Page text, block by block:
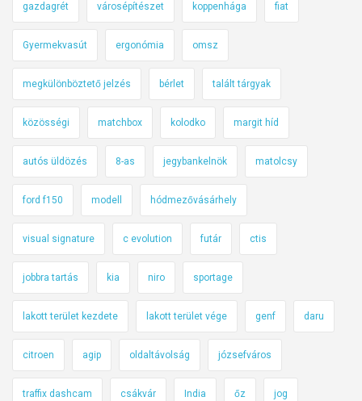
gazdagrét városépítészet koppenhága fiat
Gyermekvasút ergonómia omsz
megkülönböztető jelzés bérlet talált tárgyak
közösségi matchbox kolodko margit híd
autós üldözés 8-as jegybankelnök matolcsy
ford f150 modell hódmezővásárhely
visual signature c evolution futár ctis
jobbra tartás kia niro sportage
lakott terület kezdete lakott terület vége genf daru
citroen agip oldaltávolság józsefváros
traffix dashcam csákvár India őz jog